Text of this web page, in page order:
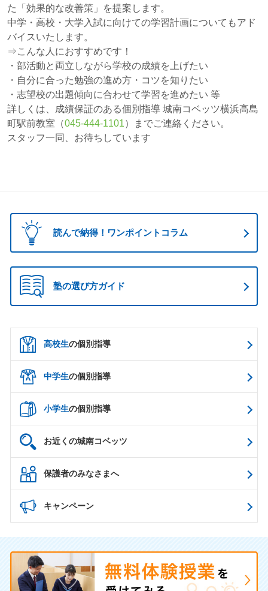
た「効果的な改善策」を提案します。
中学・高校・大学入試に向けての学習計画についてもアド
バイスいたします。
⇒こんな人におすすめです！
・部活動と両立しながら学校の成績を上げたい
・自分に合った勉強の進め方・コツを知りたい
・志望校の出題傾向に合わせて学習を進めたい 等
詳しくは、成績保証のある個別指導 城南コベッツ横浜高島
町駅前教室（045-444-1101）までご連絡ください。
スタッフ一同、お待ちしています
読んで納得！ワンポイントコラム
塾の選び方ガイド
高校生の個別指導
中学生の個別指導
小学生の個別指導
お近くの城南コベッツ
保護者のみなさまへ
キャンペーン